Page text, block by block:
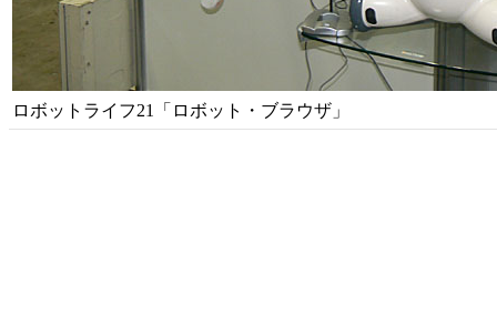
ロボットライフ21「ロボット・ブラウザ」